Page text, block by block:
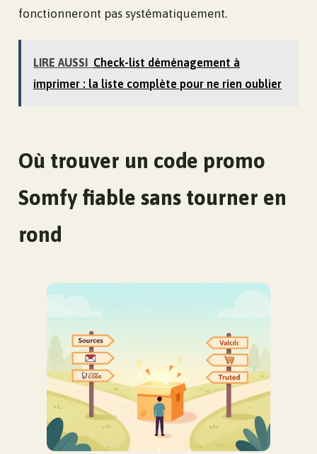
fonctionneront pas systématiquement.
LIRE AUSSI Check-list déménagement à
imprimer : la liste complète pour ne rien oublier
Où trouver un code promo
Somfy fiable sans tourner en
rond